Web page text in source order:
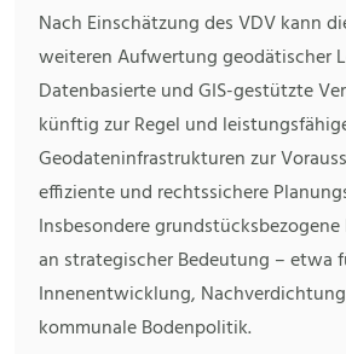
Nach Einschätzung des VDV kann
weiteren Aufwertung geodätischer
Datenbasierte und GIS-gestützte
künftig zur Regel und
Geodateninfrastrukturen zur
effiziente und rechtssichere
Insbesondere
an strategischer Bedeutung – etwa
Innenentwicklung,
kommunale Bodenpolitik.